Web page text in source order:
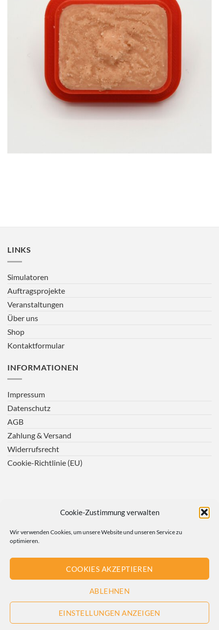
Cookie-Zustimmung verwalten
Wir verwenden Cookies, um unsere Website und unseren Service zu
optimieren.
COOKIES AKZEPTIEREN
ABLEHNEN
EINSTELLUNGEN ANZEIGEN
LINKS
Simulatoren
Auftragsprojekte
Veranstaltungen
Über uns
Shop
Kontaktformular
INFORMATIONEN
Impressum
Datenschutz
AGB
Zahlung & Versand
Widerrufsrecht
Cookie-Richtlinie (EU)